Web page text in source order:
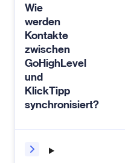
Wie
werden
Kontakte
zwischen
GoHighLevel
und
KlickTipp
synchronisiert?